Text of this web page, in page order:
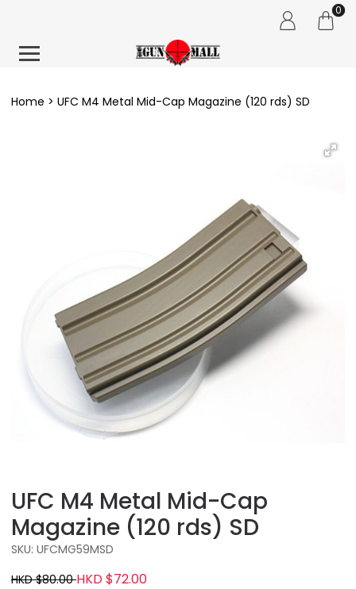
0
Home UFC M4 Metal Mid-Cap Magazine (120 rds) SD
UFC M4 Metal Mid-Cap
Magazine (120 rds) SD
SKU: UFCMG59MSD
HKD $80.00HKD $72.00